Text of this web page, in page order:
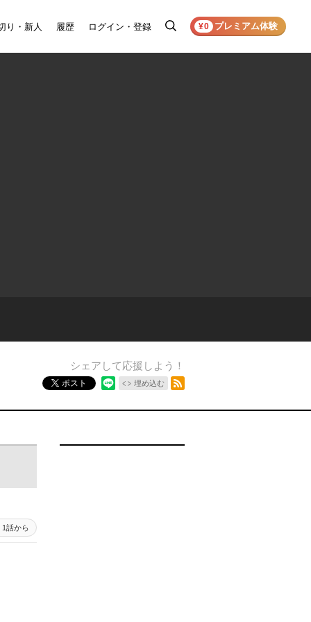
り・新人 履歴 ログイン・登録
検
¥0 プレミアム体験
シェアして応援しよう！
ポスト 埋め込む
1話から